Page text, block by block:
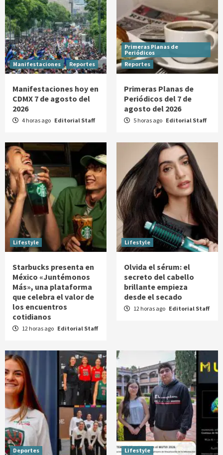
Manifestaciones Reportes
Manifestaciones hoy en
CDMX 7 de agosto del
2026
4 horas ago Editorial Staff
Primeras Planas de
Periódicos
Reportes
Primeras Planas de
Periódicos del 7 de
agosto del 2026
5 horas ago Editorial Staff
Lifestyle
Starbucks presenta en
México «Juntémonos
Más», una plataforma
que celebra el valor de
los encuentros
cotidianos
12 horas ago Editorial Staff
Lifestyle
Olvida el sérum: el
secreto del cabello
brillante empieza
desde el secado
12 horas ago Editorial Staff
Deportes Lifestyle